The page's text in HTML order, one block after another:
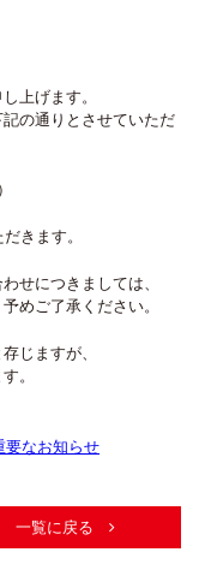
上げます。
の通りとさせていただ
きます。
せにつきましては、
めご了承ください。
じますが、
。
要なお知らせ
一覧に戻る
針
をかける